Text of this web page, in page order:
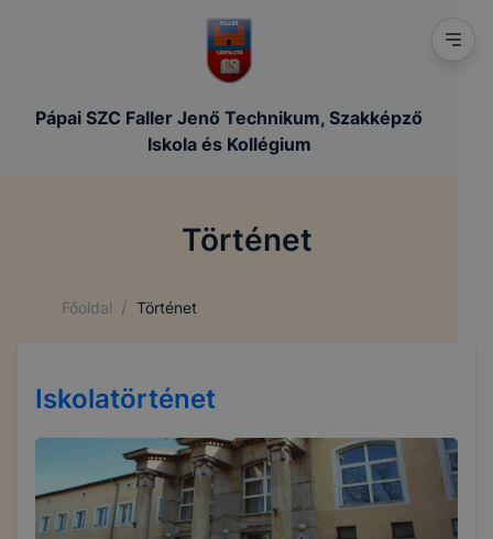
Pápai SZC Faller Jenő Technikum, Szakképző
Iskola és Kollégium
Történet
Főoldal / Történet
Iskolatörténet
leginkább, így megtudhatjuk, hogyan biztosítsunk
Önnek még jobb felhasználói élményt, ha ismét
meglátogatja oldalunkat,
➢ honlap fejlesztése.
használják annak funkciót, pl. többek között az Ön
Ezen cookie-k érvényességi ideje kizárólag az Ön
aktuális látogatására vonatkozik, a munkamenet
végeztével, illetve a böngésző bezárásával ezek a
cookie-k automatikusan törlődnek a
számítógépéről.